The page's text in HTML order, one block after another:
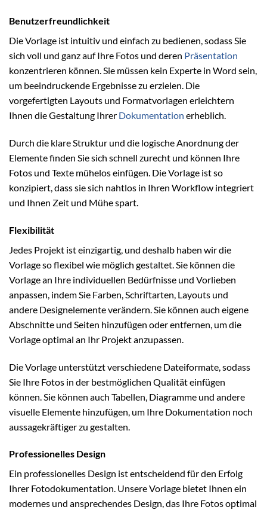
Benutzerfreundlichkeit
Die Vorlage ist intuitiv und einfach zu bedienen, sodass Sie
sich voll und ganz auf Ihre Fotos und deren Präsentation
konzentrieren können. Sie müssen kein Experte in Word sein,
um beeindruckende Ergebnisse zu erzielen. Die
vorgefertigten Layouts und Formatvorlagen erleichtern
Ihnen die Gestaltung Ihrer Dokumentation erheblich.
Durch die klare Struktur und die logische Anordnung der
Elemente finden Sie sich schnell zurecht und können Ihre
Fotos und Texte mühelos einfügen. Die Vorlage ist so
konzipiert, dass sie sich nahtlos in Ihren Workflow integriert
und Ihnen Zeit und Mühe spart.
Flexibilität
Jedes Projekt ist einzigartig, und deshalb haben wir die
Vorlage so flexibel wie möglich gestaltet. Sie können die
Vorlage an Ihre individuellen Bedürfnisse und Vorlieben
anpassen, indem Sie Farben, Schriftarten, Layouts und
andere Designelemente verändern. Sie können auch eigene
Abschnitte und Seiten hinzufügen oder entfernen, um die
Vorlage optimal an Ihr Projekt anzupassen.
Die Vorlage unterstützt verschiedene Dateiformate, sodass
Sie Ihre Fotos in der bestmöglichen Qualität einfügen
können. Sie können auch Tabellen, Diagramme und andere
visuelle Elemente hinzufügen, um Ihre Dokumentation noch
aussagekräftiger zu gestalten.
Professionelles Design
Ein professionelles Design ist entscheidend für den Erfolg
Ihrer Fotodokumentation. Unsere Vorlage bietet Ihnen ein
modernes und ansprechendes Design, das Ihre Fotos optimal